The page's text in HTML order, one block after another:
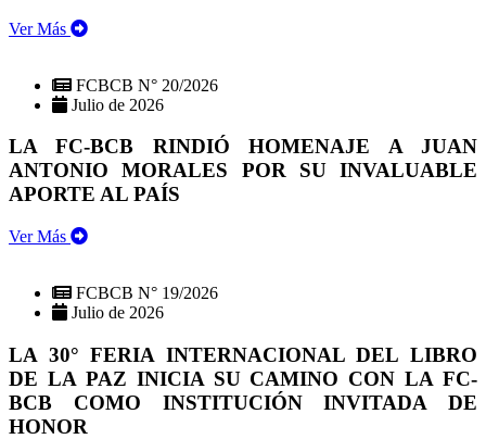
Ver Más
FCBCB N° 20/2026
Julio de 2026
LA FC-BCB RINDIÓ HOMENAJE A JUAN
ANTONIO MORALES POR SU INVALUABLE
APORTE AL PAÍS
Ver Más
FCBCB N° 19/2026
Julio de 2026
LA 30° FERIA INTERNACIONAL DEL LIBRO
DE LA PAZ INICIA SU CAMINO CON LA FC-
BCB COMO INSTITUCIÓN INVITADA DE
HONOR